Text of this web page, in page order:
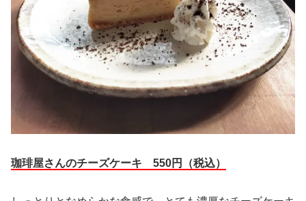
珈琲屋さんのチーズケーキ 550円（税込）